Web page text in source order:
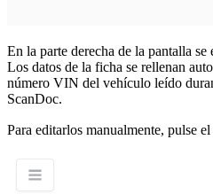
En la parte derecha de la pantalla
Los datos de la ficha se rellenan
número VIN del vehículo leído
ScanDoc.
Para editarlos manualmente, pulse